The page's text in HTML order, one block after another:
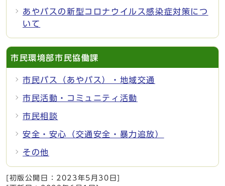
あやバスの新型コロナウイルス感染症対策につ
いて
市民環境部市民協働課
市民バス（あやバス）・地域交通
市民活動・コミュニティ活動
市民相談
安全・安心（交通安全・暴力追放）
その他
[初版公開日： 2023年5月30日